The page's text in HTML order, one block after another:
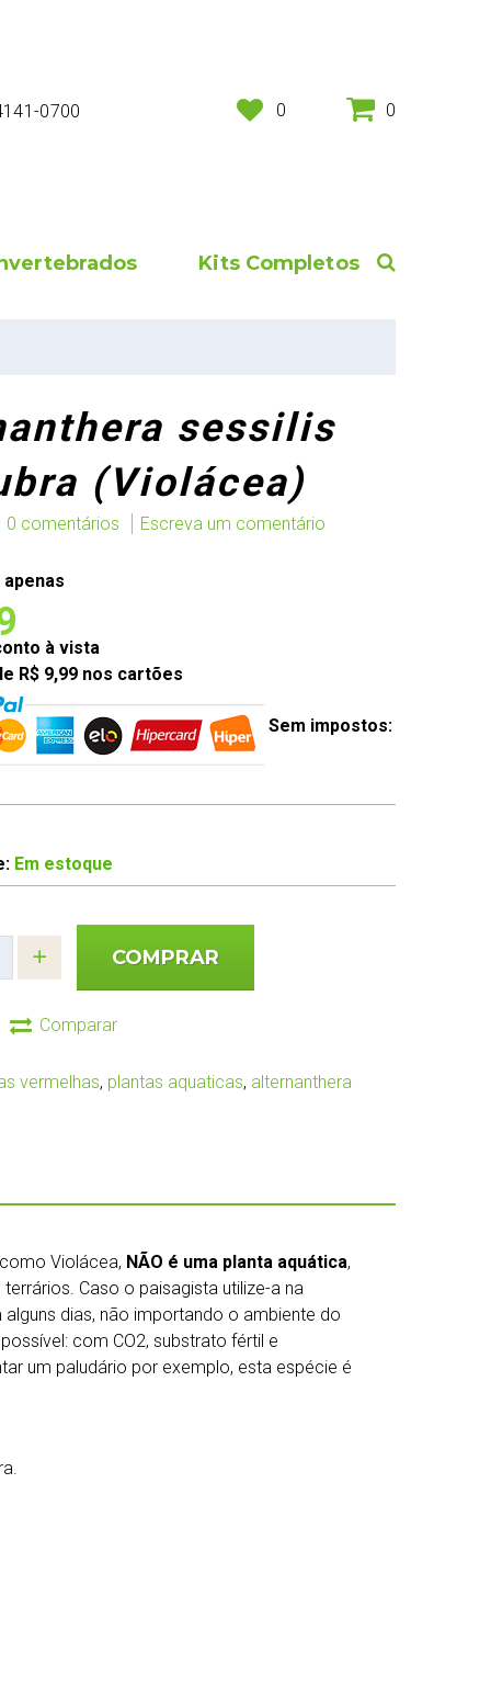
0700 0 0
Kits Completos
sessilis
(Violácea)
0 comentários Escreva um comentário
à vista
R$ 9,99 nos cartões
Sem impostos:
Em estoque
COMPRAR
Comparar
vermelhas, plantas aquaticas, alternanthera
Violácea, NÃO é uma planta aquática,
Caso o paisagista utilize-a na
dias, não importando o ambiente do
com CO2, substrato fértil e
um paludário por exemplo, esta espécie é